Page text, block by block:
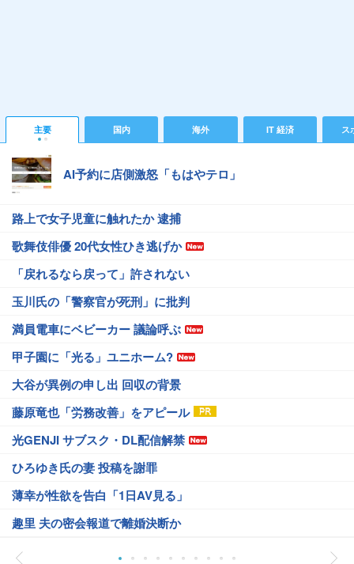
主要 国内 海外 IT 経済 ス
AI予約に店側激怒「もはやテロ」
路上で女子児童に触れたか 逮捕
歌舞伎俳優 20代女性ひき逃げか
「戻れるなら戻って」許されない
玉川氏の「警察官が死刑」に批判
満員電車にベビーカー 議論呼ぶ
甲子園に「光る」ユニホーム?
大谷が異例の申し出 回収の背景
藤原竜也「労務改善」をアピール
光GENJI サブスク・DL配信解禁
ひろゆき氏の妻 投稿を謝罪
薄幸が性欲を告白「1日AV見る」
趣里 夫の密会報道で離婚決断か